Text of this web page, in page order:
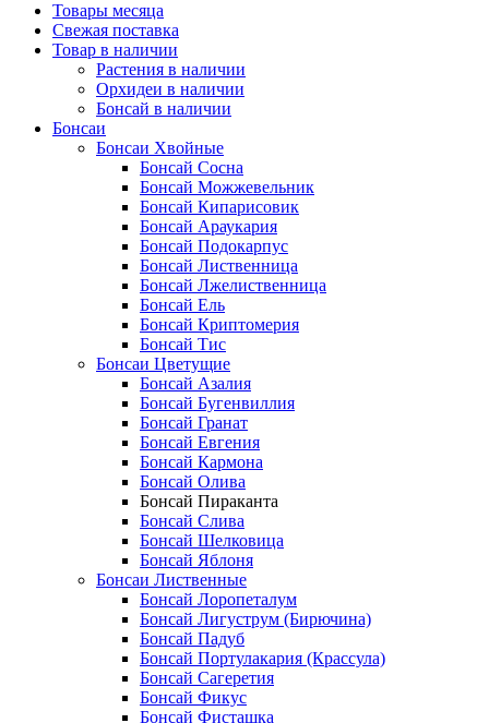
Товары месяца
Свежая поставка
Товар в наличии
Растения в наличии
Орхидеи в наличии
Бонсай в наличии
Бонсаи
Бонсаи Хвойные
Бонсай Сосна
Бонсай Можжевельник
Бонсай Кипарисовик
Бонсай Араукария
Бонсай Подокарпус
Бонсай Лиственница
Бонсай Лжелиственница
Бонсай Ель
Бонсай Криптомерия
Бонсай Тис
Бонсаи Цветущие
Бонсай Азалия
Бонсай Бугенвиллия
Бонсай Гранат
Бонсай Евгения
Бонсай Кармона
Бонсай Олива
Бонсай Пираканта
Бонсай Слива
Бонсай Шелковица
Бонсай Яблоня
Бонсаи Лиственные
Бонсай Лоропеталум
Бонсай Лигуструм (Бирючина)
Бонсай Падуб
Бонсай Портулакария (Крассула)
Бонсай Сагеретия
Бонсай Фикус
Бонсай Фисташка